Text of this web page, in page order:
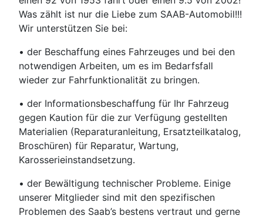
Was zählt ist nur die Liebe zum SAAB-Automobil!!!
Wir unterstützen Sie bei:
• der Beschaffung eines Fahrzeuges und bei den
notwendigen Arbeiten, um es im Bedarfsfall
wieder zur Fahrfunktionalität zu bringen.
• der Informationsbeschaffung für Ihr Fahrzeug
gegen Kaution für die zur Verfügung gestellten
Materialien (Reparaturanleitung, Ersatzteilkatalog,
Broschüren) für Reparatur, Wartung,
Karosserieinstandsetzung.
• der Bewältigung technischer Probleme. Einige
unserer Mitglieder sind mit den spezifischen
Problemen des Saab’s bestens vertraut und gerne